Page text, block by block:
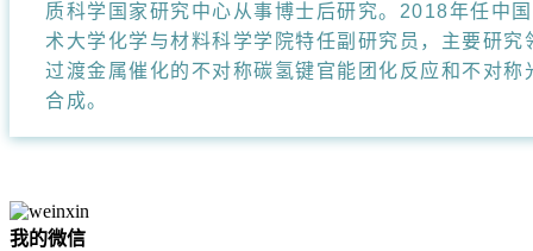
质科学国家研究中心从事博士后研究。 2018年任中
术大学化学与材料科学学院特任副研究员，主要研究
过渡金属催化的不对称碳氢键官能团化反应和不对称
合成。
我的微信